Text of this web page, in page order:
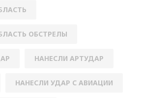
ОБСТРЕЛЫ
НАНЕСЛИ АРТУДАР
НАНЕСЛИ УДАР С АВИАЦИИ